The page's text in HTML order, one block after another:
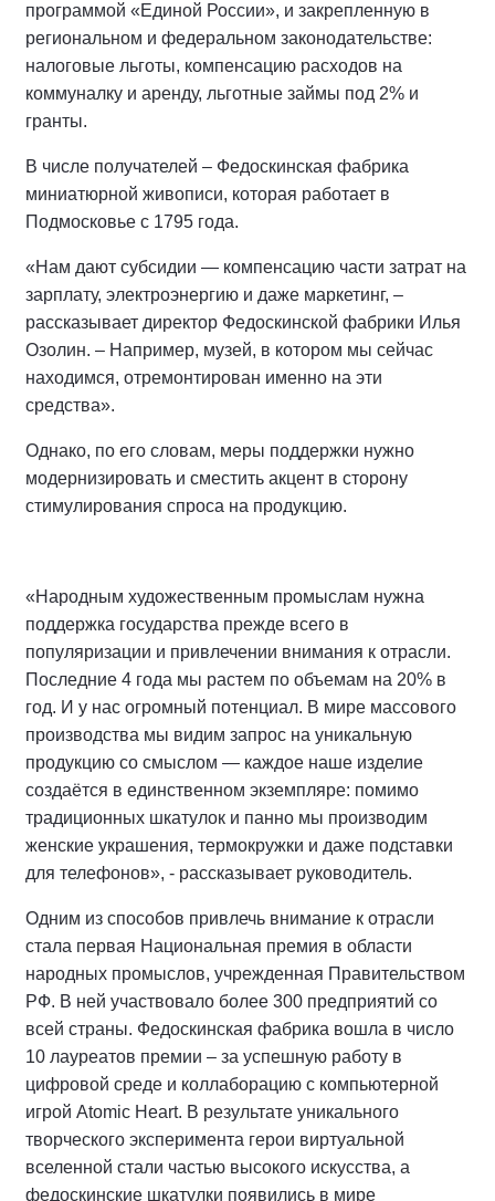
программой «Единой России», и закрепленную в
региональном и федеральном законодательстве:
налоговые льготы, компенсацию расходов на
коммуналку и аренду, льготные займы под 2% и
гранты.
В числе получателей – Федоскинская фабрика
миниатюрной живописи, которая работает в
Подмосковье с 1795 года.
«Нам дают субсидии — компенсацию части затрат на
зарплату, электроэнергию и даже маркетинг, –
рассказывает директор Федоскинской фабрики Илья
Озолин. – Например, музей, в котором мы сейчас
находимся, отремонтирован именно на эти
средства».
Однако, по его словам, меры поддержки нужно
модернизировать и сместить акцент в сторону
стимулирования спроса на продукцию.
«Народным художественным промыслам нужна
поддержка государства прежде всего в
популяризации и привлечении внимания к отрасли.
Последние 4 года мы растем по объемам на 20% в
год. И у нас огромный потенциал. В мире массового
производства мы видим запрос на уникальную
продукцию со смыслом — каждое наше изделие
создаётся в единственном экземпляре: помимо
традиционных шкатулок и панно мы производим
женские украшения, термокружки и даже подставки
для телефонов», - рассказывает руководитель.
Одним из способов привлечь внимание к отрасли
стала первая Национальная премия в области
народных промыслов, учрежденная Правительством
РФ. В ней участвовало более 300 предприятий со
всей страны. Федоскинская фабрика вошла в число
10 лауреатов премии – за успешную работу в
цифровой среде и коллаборацию с компьютерной
игрой Atomic Heart. В результате уникального
творческого эксперимента герои виртуальной
вселенной стали частью высокого искусства, а
федоскинские шкатулки появились в мире